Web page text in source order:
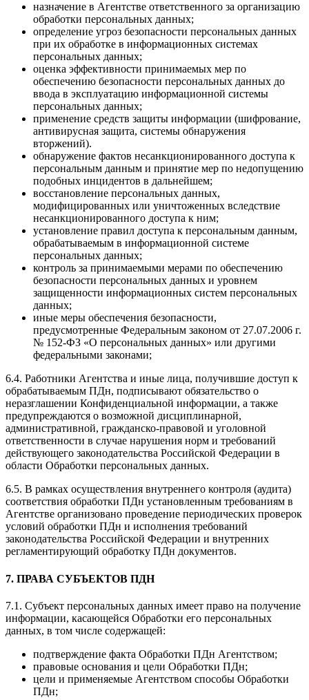
назначение в Агентстве ответственного за организацию
обработки персональных данных;
определение угроз безопасности персональных данных
при их обработке в информационных системах
персональных данных;
оценка эффективности принимаемых мер по
обеспечению безопасности персональных данных до
ввода в эксплуатацию информационной системы
персональных данных;
применение средств защиты информации (шифрование,
антивирусная защита, системы обнаружения
вторжений).
обнаружение фактов несанкционированного доступа к
персональным данным и принятие мер по недопущению
подобных инцидентов в дальнейшем;
восстановление персональных данных,
модифицированных или уничтоженных вследствие
несанкционированного доступа к ним;
установление правил доступа к персональным данным,
обрабатываемым в информационной системе
персональных данных;
контроль за принимаемыми мерами по обеспечению
безопасности персональных данных и уровнем
защищенности информационных систем персональных
данных;
иные меры обеспечения безопасности,
предусмотренные Федеральным законом от 27.07.2006 г.
№ 152-ФЗ «О персональных данных» или другими
федеральными законами;
6.4. Работники Агентства и иные лица, получившие доступ к
обрабатываемым ПДн, подписывают обязательство о
неразглашении Конфиденциальной информации, а также
предупреждаются о возможной дисциплинарной,
административной, гражданско-правовой и уголовной
ответственности в случае нарушения норм и требований
действующего законодательства Российской Федерации в
области Обработки персональных данных.
6.5. В рамках осуществления внутреннего контроля (аудита)
соответствия обработки ПДн установленным требованиям в
Агентстве организовано проведение периодических проверок
условий обработки ПДн и исполнения требований
законодательства Российской Федерации и внутренних
регламентирующий обработку ПДн документов.
7. ПРАВА СУБЪЕКТОВ ПДН
7.1. Субъект персональных данных имеет право на получение
информации, касающейся Обработки его персональных
данных, в том числе содержащей:
подтверждение факта Обработки ПДн Агентством;
правовые основания и цели Обработки ПДн;
цели и применяемые Агентством способы Обработки
ПДн;